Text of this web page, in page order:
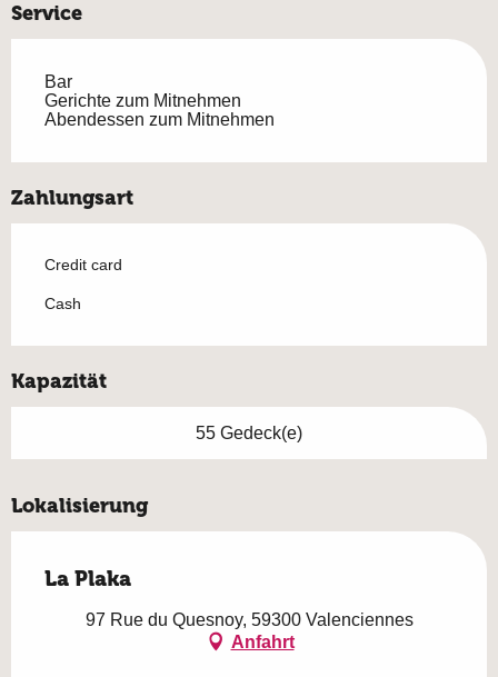
Service
Bar
Gerichte zum Mitnehmen
Abendessen zum Mitnehmen
Zahlungsart
Credit card
Cash
Kapazität
55 Gedeck(e)
Lokalisierung
La Plaka
97 Rue du Quesnoy, 59300 Valenciennes
Anfahrt